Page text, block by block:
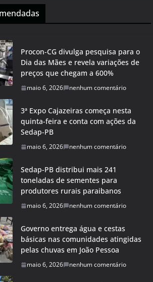
Procon-CG divulga pesquisa para o
Dia das Mães e revela variações de
preços que chegam a 600%
maio 6, 2026 nenhum comentário
3ª Expo Cajazeiras começa nesta
quinta-feira e conta com ações da
Sedap-PB
maio 6, 2026 nenhum comentário
Sedap-PB distribui mais 241
toneladas de sementes para
produtores rurais paraibanos
maio 6, 2026 nenhum comentário
Governo entrega água e cestas
básicas nas comunidades atingidas
pelas chuvas em João Pessoa
maio 6, 2026 nenhum comentário